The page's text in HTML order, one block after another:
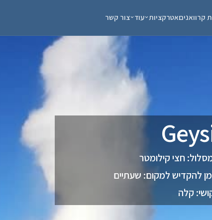
קרוואניםאטרקציות עוד צור קשר
חצי קילומטר
להקדיש למקום: שעתיים
קלה